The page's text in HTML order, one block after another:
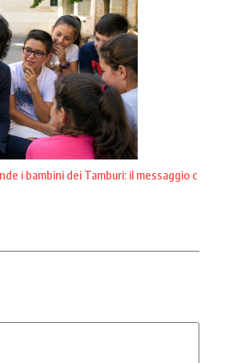
i bambini dei Tamburi: il messaggio c